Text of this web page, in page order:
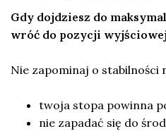
Gdy dojdziesz do
wróć do pozycji
Nie zapominaj o stabilności
twoja stopa powinna
nie zapadać się do